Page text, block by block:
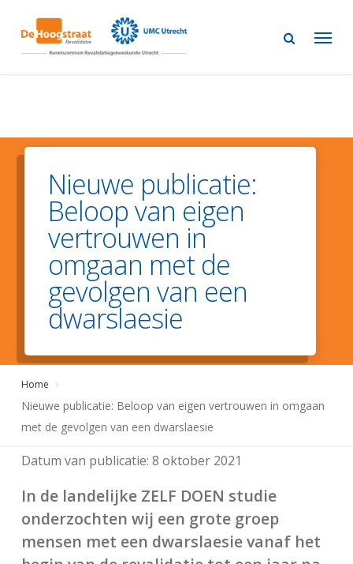
main
Nieuwe publicatie:
Beloop van eigen
vertrouwen in
omgaan met de
gevolgen van een
dwarslaesie
Home
Nieuwe publicatie: Beloop van eigen vertrouwen in omgaan
met de gevolgen van een dwarslaesie
Datum van publicatie: 8 oktober 2021
In de landelijke ZELF DOEN studie
onderzochten wij een grote groep
mensen met een dwarslaesie vanaf het